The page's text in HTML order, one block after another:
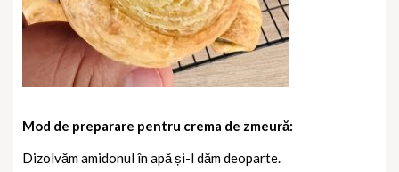
Mod de preparare pentru crema de zmeură:
Dizolvăm amidonul în apă și-l dăm deoparte.